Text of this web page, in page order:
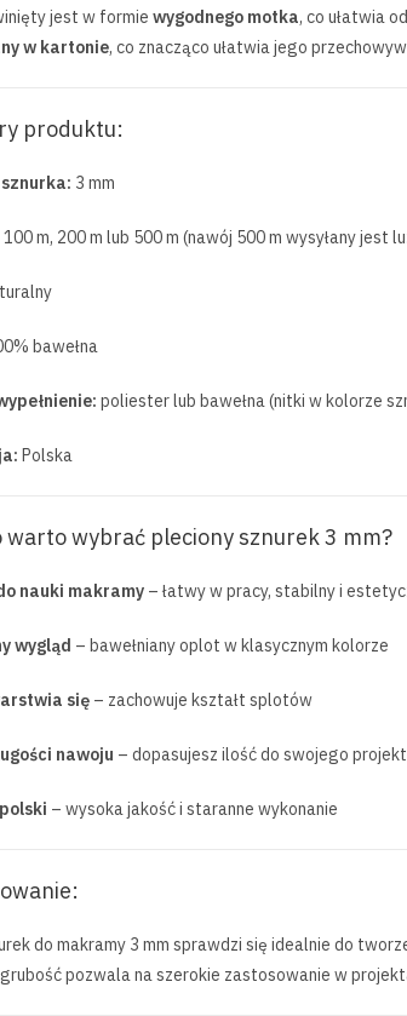
jest w formie wygodnego motka, co ułatwia
w kartonie, co znacząco ułatwia jego
produktu:
3 mm
100 m, 200 m lub 500 m (nawój 500 m wysyłany jest
bawełna
poliester lub bawełna (nitki w kolorze
Polska
warto wybrać pleciony sznurek 3 mm?
nauki makramy – łatwy w pracy, stabilny i
wygląd – bawełniany oplot w klasycznym kolorze
się – zachowuje kształt splotów
nawoju – dopasujesz ilość do swojego
– wysoka jakość i staranne wykonanie
do makramy 3 mm sprawdzi się idealnie do
pozwala na szerokie zastosowanie w